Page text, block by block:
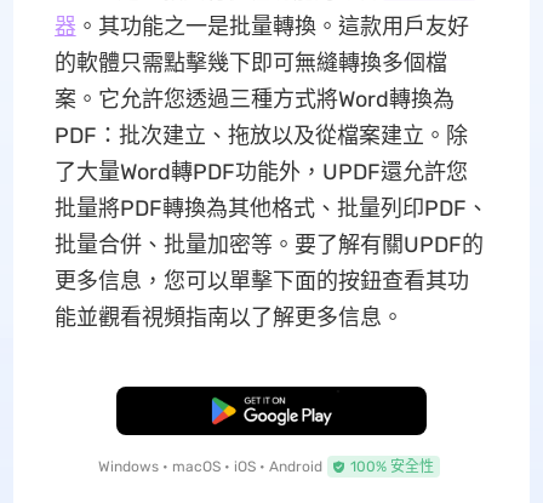
器 。其功能之一是批量轉換。這款用戶友好
的軟體只需點擊幾下即可無縫轉換多個檔
案。它允許您透過三種方式將Word轉換為
PDF：批次建立、拖放以及從檔案建立。除
了大量Word轉PDF功能外，UPDF還允許您
批量將PDF轉換為其他格式、批量列印PDF、
批量合併、批量加密等。要了解有關UPDF的
更多信息，您可以單擊下面的按鈕查看其功
能並觀看視頻指南以了解更多信息。
免費下載
Windows • macOS • iOS • Android 100% 安全性